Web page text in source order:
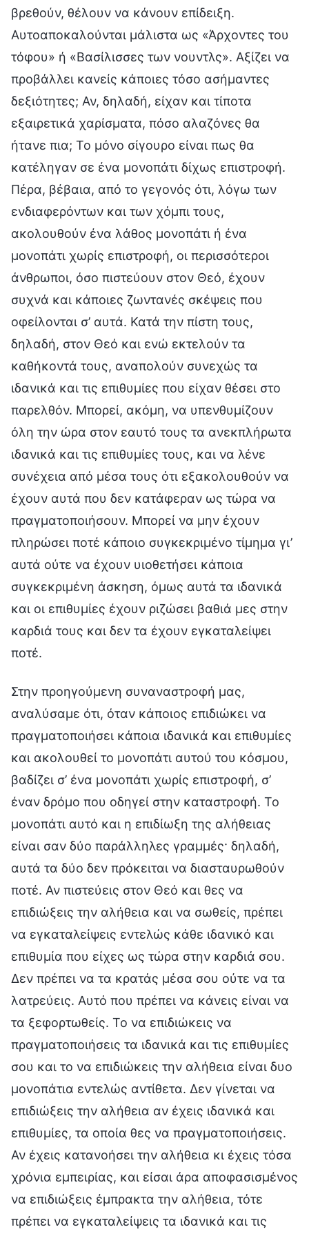
βρεθούν, θέλουν να κάνουν επίδειξη.
Αυτοαποκαλούνται μάλιστα ως «Άρχοντες του
τόφου» ή «Βασίλισσες των νουντλς». Αξίζει να
προβάλλει κανείς κάποιες τόσο ασήμαντες
δεξιότητες; Αν, δηλαδή, είχαν και τίποτα
εξαιρετικά χαρίσματα, πόσο αλαζόνες θα
ήτανε πια; Το μόνο σίγουρο είναι πως θα
κατέληγαν σε ένα μονοπάτι δίχως επιστροφή.
Πέρα, βέβαια, από το γεγονός ότι, λόγω των
ενδιαφερόντων και των χόμπι τους,
ακολουθούν ένα λάθος μονοπάτι ή ένα
μονοπάτι χωρίς επιστροφή, οι περισσότεροι
άνθρωποι, όσο πιστεύουν στον Θεό, έχουν
συχνά και κάποιες ζωντανές σκέψεις που
οφείλονται σ’ αυτά. Κατά την πίστη τους,
δηλαδή, στον Θεό και ενώ εκτελούν τα
καθήκοντά τους, αναπολούν συνεχώς τα
ιδανικά και τις επιθυμίες που είχαν θέσει στο
παρελθόν. Μπορεί, ακόμη, να υπενθυμίζουν
όλη την ώρα στον εαυτό τους τα ανεκπλήρωτα
ιδανικά και τις επιθυμίες τους, και να λένε
συνέχεια από μέσα τους ότι εξακολουθούν να
έχουν αυτά που δεν κατάφεραν ως τώρα να
πραγματοποιήσουν. Μπορεί να μην έχουν
πληρώσει ποτέ κάποιο συγκεκριμένο τίμημα γι’
αυτά ούτε να έχουν υιοθετήσει κάποια
συγκεκριμένη άσκηση, όμως αυτά τα ιδανικά
και οι επιθυμίες έχουν ριζώσει βαθιά μες στην
καρδιά τους και δεν τα έχουν εγκαταλείψει
ποτέ.
Στην προηγούμενη συναναστροφή μας,
αναλύσαμε ότι, όταν κάποιος επιδιώκει να
πραγματοποιήσει κάποια ιδανικά και επιθυμίες
και ακολουθεί το μονοπάτι αυτού του κόσμου,
βαδίζει σ’ ένα μονοπάτι χωρίς επιστροφή, σ’
έναν δρόμο που οδηγεί στην καταστροφή. Το
μονοπάτι αυτό και η επιδίωξη της αλήθειας
είναι σαν δύο παράλληλες γραμμές· δηλαδή,
αυτά τα δύο δεν πρόκειται να διασταυρωθούν
ποτέ. Αν πιστεύεις στον Θεό και θες να
επιδιώξεις την αλήθεια και να σωθείς, πρέπει
να εγκαταλείψεις εντελώς κάθε ιδανικό και
επιθυμία που είχες ως τώρα στην καρδιά σου.
Δεν πρέπει να τα κρατάς μέσα σου ούτε να τα
λατρεύεις. Αυτό που πρέπει να κάνεις είναι να
τα ξεφορτωθείς. Το να επιδιώκεις να
πραγματοποιήσεις τα ιδανικά και τις επιθυμίες
σου και το να επιδιώκεις την αλήθεια είναι δυο
μονοπάτια εντελώς αντίθετα. Δεν γίνεται να
επιδιώξεις την αλήθεια αν έχεις ιδανικά και
επιθυμίες, τα οποία θες να πραγματοποιήσεις.
Αν έχεις κατανοήσει την αλήθεια κι έχεις τόσα
χρόνια εμπειρίας, και είσαι άρα αποφασισμένος
να επιδιώξεις έμπρακτα την αλήθεια, τότε
πρέπει να εγκαταλείψεις τα ιδανικά και τις